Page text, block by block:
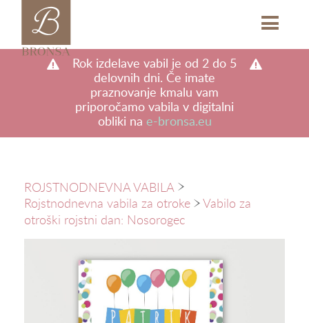
b M
Rok izdelave vabil je od 2 do 5
delovnih dni. Če imate
praznovanje kmalu vam
priporočamo vabila v digitalni
obliki na e-bronsa.eu
ROJSTNODNEVNA VABILA a
Rojstnodnevna vabila za otroke a Vabilo za
otroški rojstni dan: Nosorogec